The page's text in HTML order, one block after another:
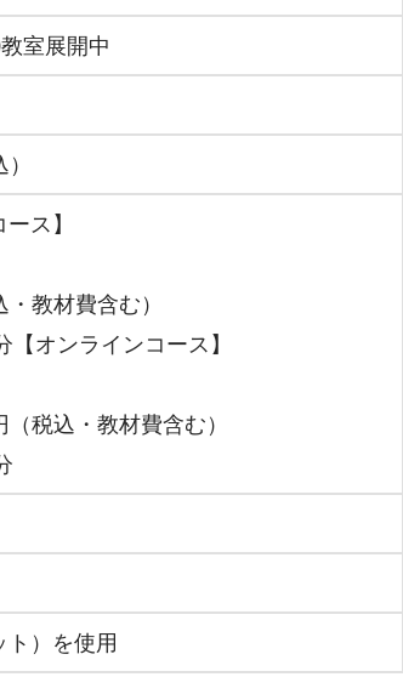
室展開中
ス】
教材費含む）
【オンラインコース】
税込・教材費含む）
ト）を使用